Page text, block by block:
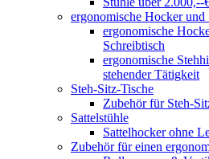
ergonomische Hocker und
ergonomische
Schreibtisch
ergonomische
stehender Tätigkeit
Steh-Sitz-Tische
Zubehör für Steh-
Sattelstühle
Sattelhocker ohne
Zubehör für einen